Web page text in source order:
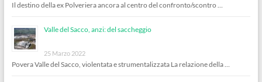
Il destino della ex Polveriera ancora al centro del confronto/scontro …
Valle del Sacco, anzi: del saccheggio
25 Marzo 2022
Povera Valle del Sacco, violentata e strumentalizzata La relazione della …